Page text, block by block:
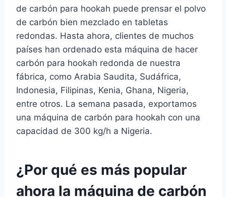
de carbón para hookah puede prensar el polvo
de carbón bien mezclado en tabletas
redondas. Hasta ahora, clientes de muchos
países han ordenado esta máquina de hacer
carbón para hookah redonda de nuestra
fábrica, como Arabia Saudita, Sudáfrica,
Indonesia, Filipinas, Kenia, Ghana, Nigeria,
entre otros. La semana pasada, exportamos
una máquina de carbón para hookah con una
capacidad de 300 kg/h a Nigeria.
¿Por qué es más popular
ahora la máquina de carbón